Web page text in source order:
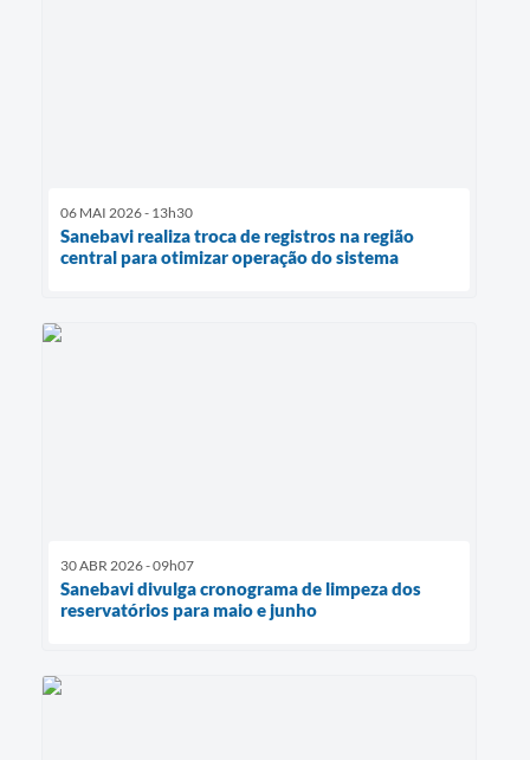
06 MAI 2026 - 13h30
Sanebavi realiza troca de registros na região
central para otimizar operação do sistema
30 ABR 2026 - 09h07
Sanebavi divulga cronograma de limpeza dos
reservatórios para maio e junho